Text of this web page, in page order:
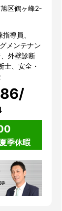
区鶴ヶ峰2-
導員、
メンテナン
外壁診断
士、安全・
季休暇